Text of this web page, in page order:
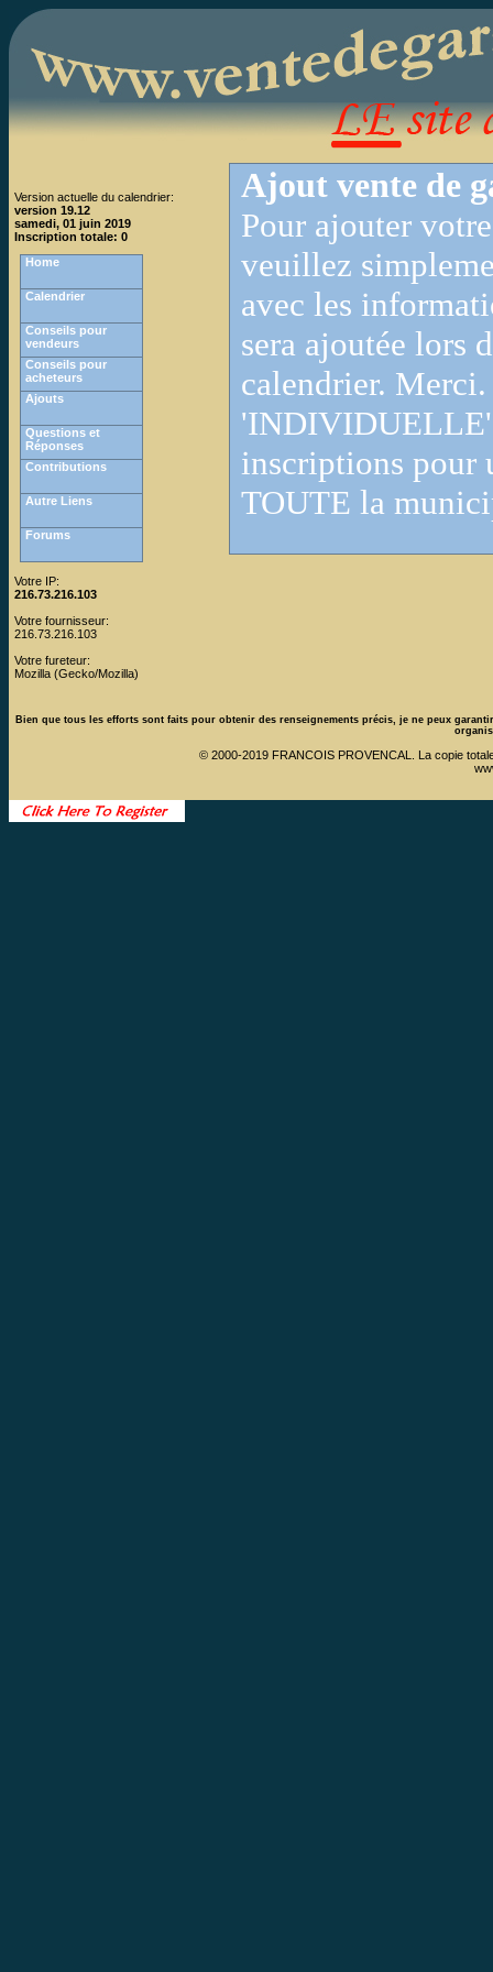
Ajout vente de
Pour ajouter
veuillez
avec les
sera ajoutée lors
calendrier.
'INDIVIDUELLE'
inscriptions pour
TOUTE la
Version actuelle du calendrier:
version 19.12
samedi, 01 juin 2019
Inscription totale: 0
Home
Calendrier
Conseils pour
vendeurs
Conseils pour
acheteurs
Ajouts
Questions et
Réponses
Contributions
Autre Liens
Forums
Votre IP:
216.73.216.103
Votre fournisseur:
216.73.216.103
Votre fureteur:
Mozilla (Gecko/Mozilla)
Bien que tous les efforts sont faits pour obtenir des renseignements précis, je ne peux
© 2000-2019 FRANCOIS PROVENCAL. La copie